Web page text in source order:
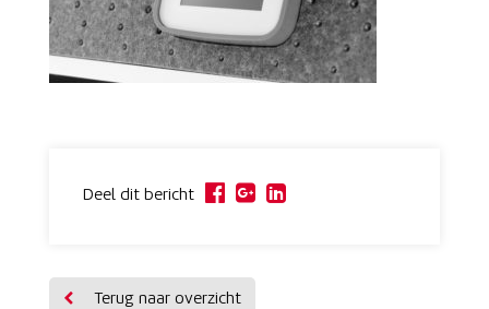
Deel dit bericht
Terug naar overzicht